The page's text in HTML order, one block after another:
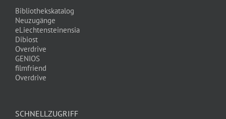
Bibliothekskatalog
Neuzugänge
eLiechtensteinensia
Dibiost
Overdrive
GENIOS
filmfriend
Overdrive
SCHNELLZUGRIFF